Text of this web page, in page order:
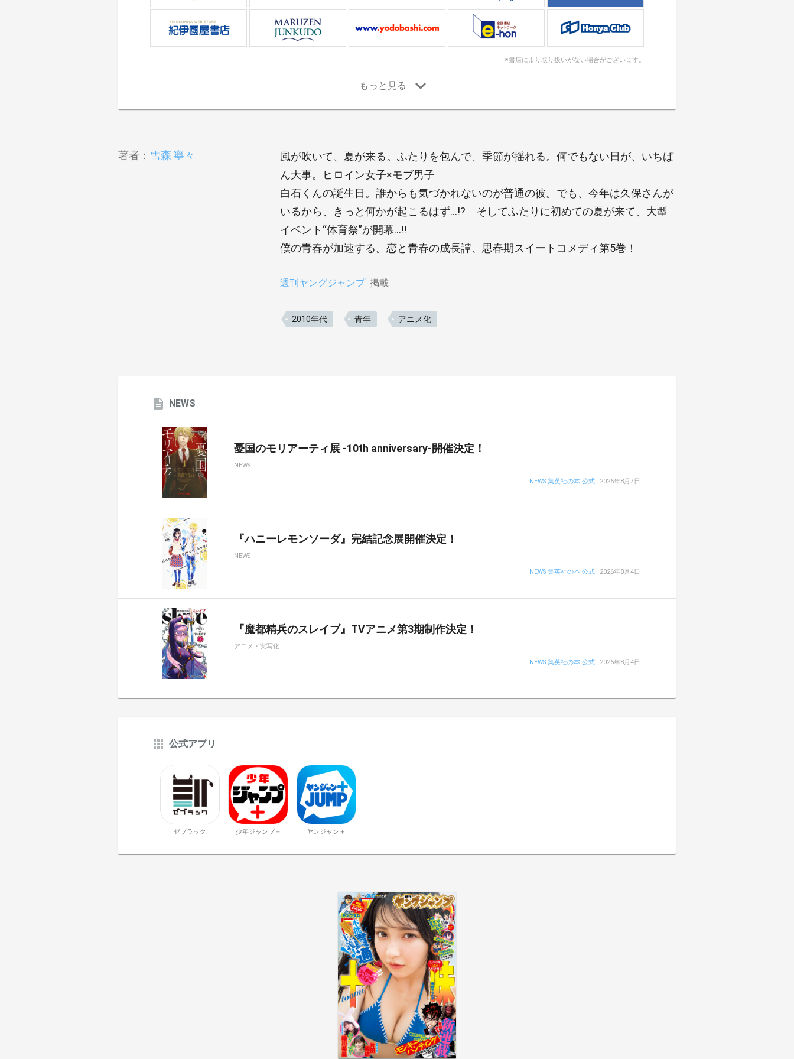
※書店により取り扱いがない場合がございます。
著者： 雪森 寧々
風が吹いて、夏が来る。ふたりを包んで、季節が揺れる。何でもない日が、いちば
ん大事。ヒロイン女子×モブ男子
白石くんの誕生日。誰からも気づかれないのが普通の彼。でも、今年は久保さんが
いるから、きっと何かが起こるはず…!? そしてふたりに初めての夏が来て、大型
イベント“体育祭”が開幕…!!
僕の青春が加速する。恋と青春の成長譚、思春期スイートコメディ第5巻！
週刊ヤングジャンプ 掲載
2010年代 青年 アニメ化
NEWS
憂国のモリアーティ展 -10th anniversary-開催決定！
NEWS
NEWS 集英社の本 公式 2026年8月7日
『ハニーレモンソーダ』完結記念展開催決定！
NEWS
NEWS 集英社の本 公式 2026年8月4日
『魔都精兵のスレイブ』TVアニメ第3期制作決定！
アニメ・実写化
NEWS 集英社の本 公式 2026年8月4日
公式アプリ
ゼブラック 少年ジャンプ＋ ヤンジャン＋